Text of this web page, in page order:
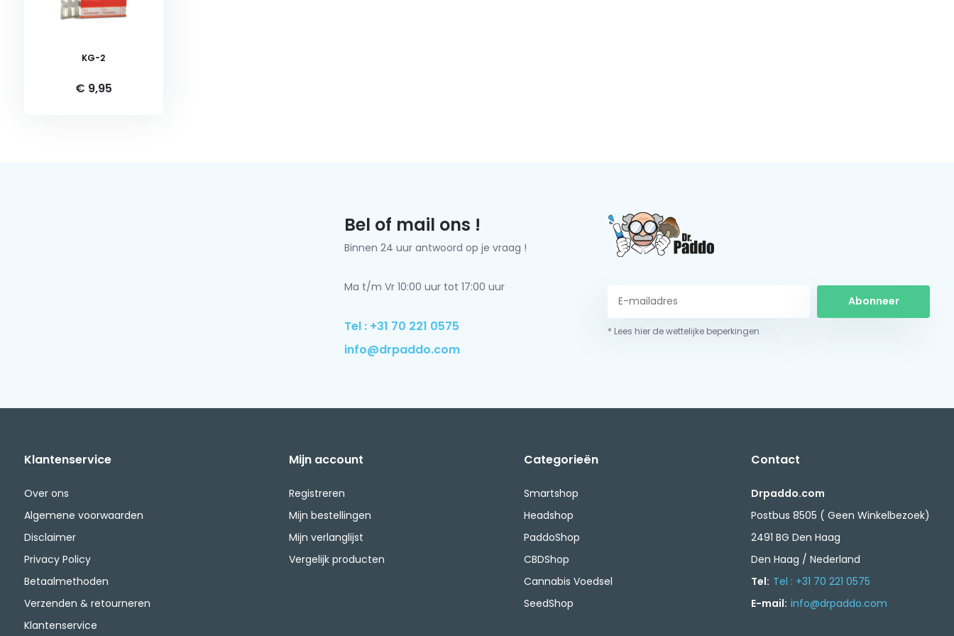
KG-2
€ 9,95
Bel of mail ons !
Binnen 24 uur antwoord op je vraag !
Ma t/m Vr 10:00 uur tot 17:00 uur
Tel : +31 70 221 0575
info@drpaddo.com
Abonneer
* Lees hier de wettelijke beperkingen
Klantenservice
Over ons
Algemene voorwaarden
Disclaimer
Privacy Policy
Betaalmethoden
Verzenden & retourneren
Klantenservice
Mijn account
Registreren
Mijn bestellingen
Mijn verlanglijst
Vergelijk producten
Categorieën
Smartshop
Headshop
PaddoShop
CBDShop
Cannabis Voedsel
SeedShop
Contact
Drpaddo.com
Postbus 8505 ( Geen Winkelbezoek)
2491 BG Den Haag
Den Haag / Nederland
Tel: Tel : +31 70 221 0575
E-mail: info@drpaddo.com